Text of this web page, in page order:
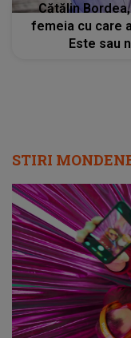
Cătălin
femeia cu care
Este sau
STIRI